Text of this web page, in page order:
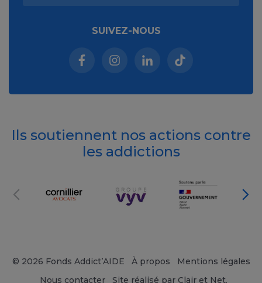
SUIVEZ-NOUS
Facebook (nouvelle fenêtre)
Instagram (nouvelle fenêtre)
Linkedin (nouvelle
Tiktok (nouvelle
Ils soutiennent nos actions contre
les addictions
© 2026 Fonds Addict’AIDE À propos
Mentions légales
Nous contacter
Site réalisé par Clair et Net.